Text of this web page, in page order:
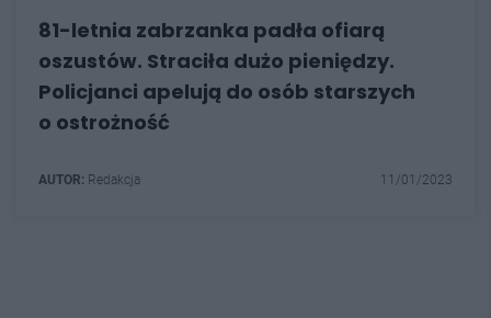
81-letnia zabrzanka padła ofiarą
oszustów. Straciła dużo pieniędzy.
Policjanci apelują do osób starszych
o ostrożność
AUTOR: Redakcja 11/01/2023